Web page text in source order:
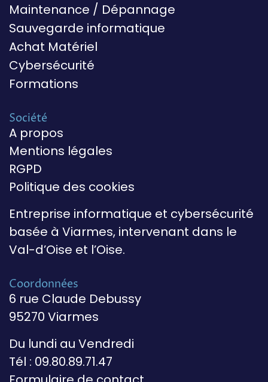
Maintenance / Dépannage
Sauvegarde informatique
Achat Matériel
Cybersécurité
Formations
Société
A propos
Mentions légales
RGPD
Politique des cookies
Entreprise informatique et cybersécurité
basée à Viarmes, intervenant dans le
Val-d’Oise et l’Oise.
Coordonnées
6 rue Claude Debussy
95270 Viarmes
Du lundi au Vendredi
Tél : 09.80.89.71.47